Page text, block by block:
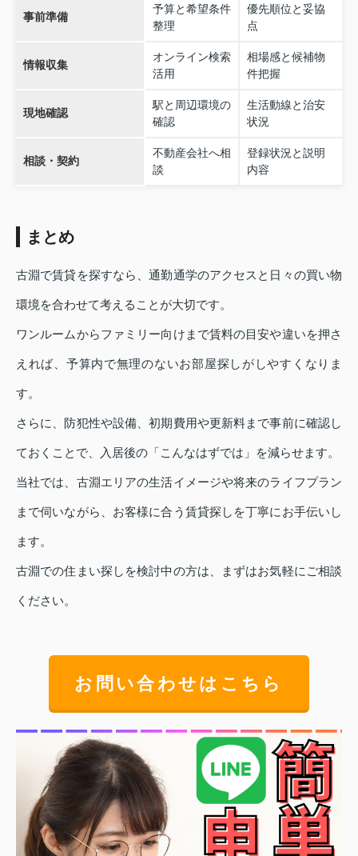
事前準備
予算と希望条件
整理
優先順位と妥協
点
情報収集
オンライン検索
活用
相場感と候補物
件把握
現地確認
駅と周辺環境の
確認
生活動線と治安
状況
相談・契約
不動産会社へ相
談
登録状況と説明
内容
まとめ
古淵で賃貸を探すなら、通勤通学のアクセスと日々の買い物
環境を合わせて考えることが大切です。
ワンルームからファミリー向けまで賃料の目安や違いを押さ
えれば、予算内で無理のないお部屋探しがしやすくなりま
す。
さらに、防犯性や設備、初期費用や更新料まで事前に確認し
ておくことで、入居後の「こんなはずでは」を減らせます。
当社では、古淵エリアの生活イメージや将来のライフプラン
まで伺いながら、お客様に合う賃貸探しを丁寧にお手伝いし
ます。
古淵での住まい探しを検討中の方は、まずはお気軽にご相談
ください。
お問い合わせはこちら